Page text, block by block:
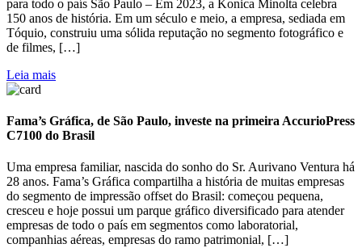
para todo o país São Paulo – Em 2023, a Konica Minolta celebra
150 anos de história. Em um século e meio, a empresa, sediada em
Tóquio, construiu uma sólida reputação no segmento fotográfico e
de filmes, […]
Leia mais
Fama’s Gráfica, de São Paulo, investe na primeira AccurioPress
C7100 do Brasil
Uma empresa familiar, nascida do sonho do Sr. Aurivano Ventura há
28 anos. Fama’s Gráfica compartilha a história de muitas empresas
do segmento de impressão offset do Brasil: começou pequena,
cresceu e hoje possui um parque gráfico diversificado para atender
empresas de todo o país em segmentos como laboratorial,
companhias aéreas, empresas do ramo patrimonial, […]